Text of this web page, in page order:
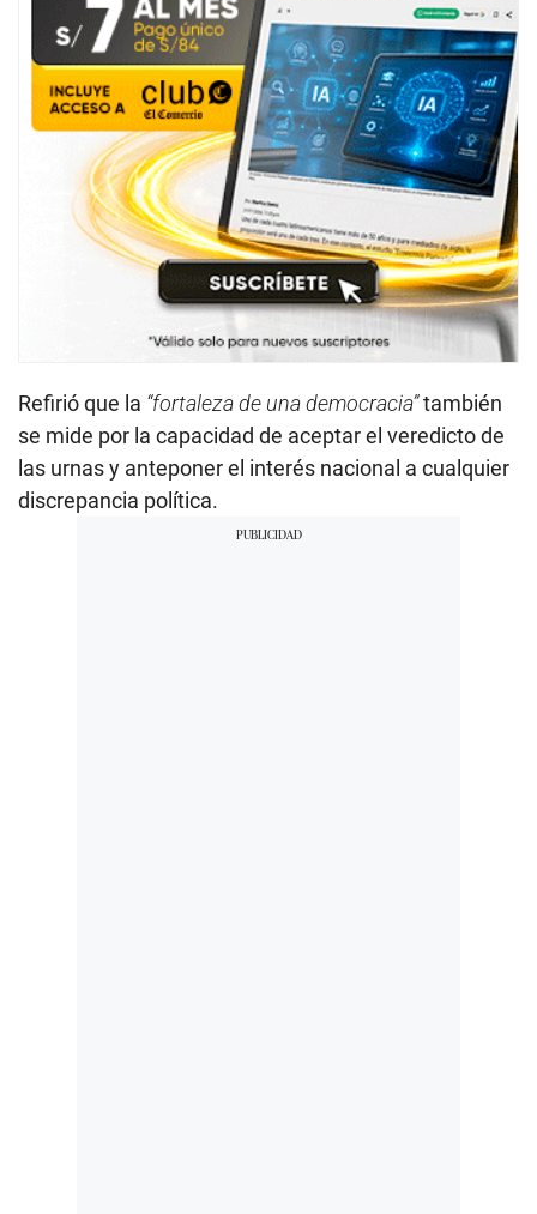
Refirió que la “fortaleza de una democracia”también
se mide por la capacidad de aceptar el veredicto de
las urnas y anteponer el interés nacional a cualquier
discrepancia política.